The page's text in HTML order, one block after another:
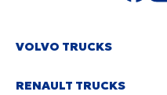
VOLVO TRUCKS
RENAULT TRUCKS